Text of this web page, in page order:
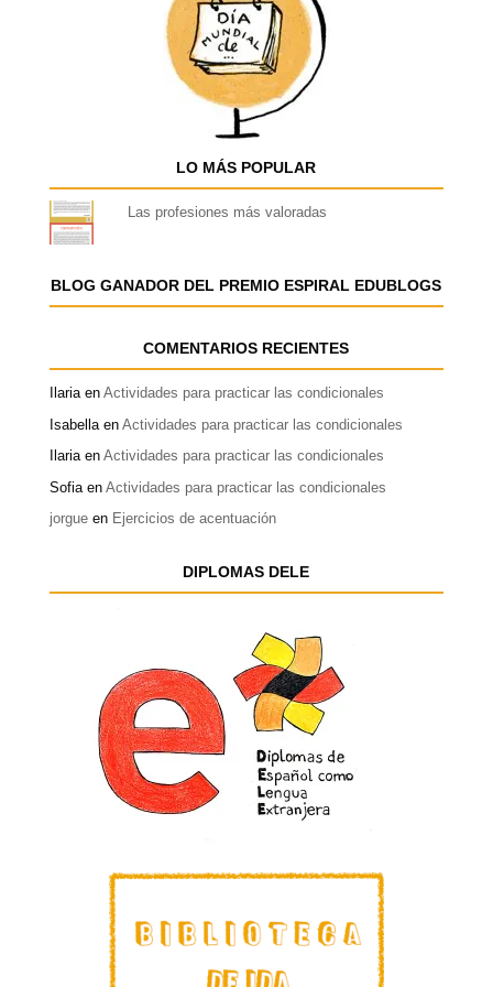
LO MÁS POPULAR
Las profesiones más valoradas
BLOG GANADOR DEL PREMIO ESPIRAL EDUBLOGS
COMENTARIOS RECIENTES
Ilariaen Actividades para practicar las condicionales
Isabellaen Actividades para practicar las condicionales
Ilariaen Actividades para practicar las condicionales
Sofiaen Actividades para practicar las condicionales
jorgueen Ejercicios de acentuación
DIPLOMAS DELE